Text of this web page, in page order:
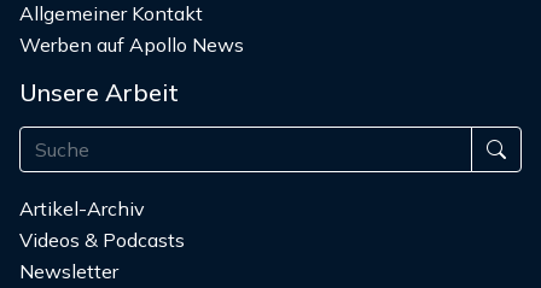
Allgemeiner Kontakt
Werben auf Apollo News
Unsere Arbeit
Artikel-Archiv
Videos & Podcasts
Newsletter